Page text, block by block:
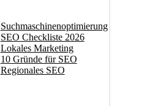
Suchmaschinenoptimierung
SEO Checkliste 2026
Lokales Marketing
10 Gründe für SEO
Regionales SEO